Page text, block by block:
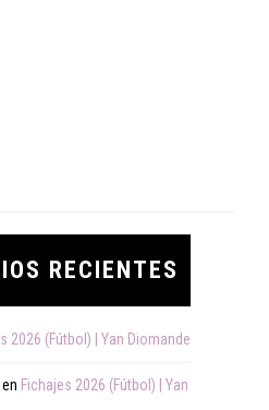
RECIENTES
2026 (Fútbol) | Yan Diomande
en Fichajes 2026 (Fútbol) | Yan